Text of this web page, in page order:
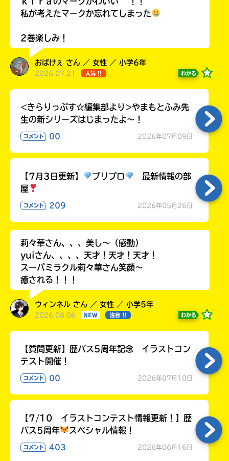
キーワードから探す
SNSでシェアする
私が考えたマークか忘れてしまった
2巻楽しみ！
おばけぇ さん ／ 女性 ／ 小学6年
2026.07.21 人気 !! わかる
<きらりっぷす☆編集部より>やまもとふみ先
生の新シリーズはじまったよ～！
コメント 00 2026年07月09日
【7月3日更新】 プリプロ
最新情報の部
屋
コメント 209 2026年05月26日
莉々華さん、、、美し〜（感動）
yuiさん、、、、天才！天才！天才！
スーパミラクル莉々華さん笑顔〜
癒される！！！
ウィンネル さん ／ 女性 ／ 小学5年
2026.08.06 NEW 注目 !! わかる
【質問更新】歴バス5周年記念 イラストコン
テスト開催！
コメント 00 2026年07月10日
【7/10 イラストコンテスト情報更新！】歴
バス5周年
スペシャル情報！
コメント 403 2026年06月16日